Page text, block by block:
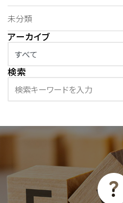
未分類
アーカイブ
検索